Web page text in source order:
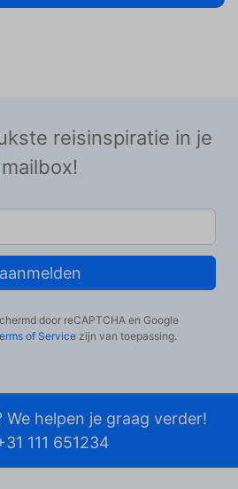
reisinspiratie in je
mailbox!
aanmelden
door reCAPTCHA en Google
of Servicezijn van toepassing.
We helpen je graag verder!
111 651234